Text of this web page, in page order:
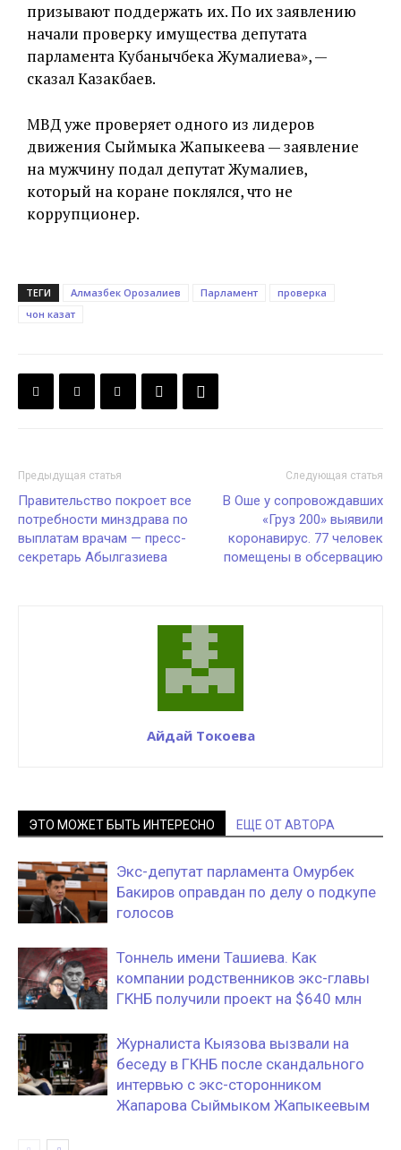
призывают поддержать их. По их заявлению
начали проверку имущества депутата
парламента Кубанычбека Жумалиева», —
сказал Казакбаев.
МВД уже проверяет одного из лидеров
движения Сыймыка Жапыкеева — заявление
на мужчину подал депутат Жумалиев,
который на коране поклялся, что не
коррупционер.
ТЕГИ Алмазбек Орозалиев Парламент
проверка
чон казат
Предыдущая статья
Правительство покроет все
потребности минздрава по
выплатам врачам — пресс-
секретарь Абылгазиева
Следующая статья
В Оше у сопровождавших
«Груз 200» выявили
коронавирус. 77 человек
помещены в обсервацию
Айдай Токоева
ЭТО МОЖЕТ БЫТЬ ИНТЕРЕСНО ЕЩЕ ОТ АВТОРА
Экс-депутат парламента Омурбек
Бакиров оправдан по делу о подкупе
голосов
Тоннель имени Ташиева. Как
компании родственников экс-главы
ГКНБ получили проект на $640 млн
Журналиста Кыязова вызвали на
беседу в ГКНБ после скандального
интервью с экс-сторонником
Жапарова Сыймыком Жапыкеевым